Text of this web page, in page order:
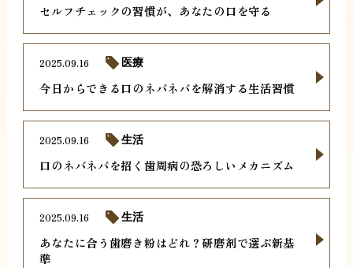
セルフチェックの習慣が、あなたの口を守る
今日からできる口のネバネバを解消する生活習慣
2025.09.16 医療
口のネバネバを招く歯周病の恐ろしいメカニズム
2025.09.16 生活
あなたに合う歯磨き粉はどれ？研磨剤で選ぶ新基
準
2025.09.16 生活